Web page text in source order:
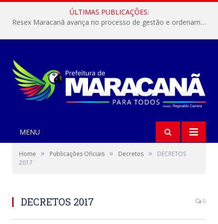
ÚLTIMAS PUBLICAÇÕES:
Resex Maracanã avança no processo de gestão e ordenamento do turismo em nossas áreas protegidas.
MENU
Home » Publicações Oficiais » Decretos »
DECRETOS
2017
DECRETOS 2017 0